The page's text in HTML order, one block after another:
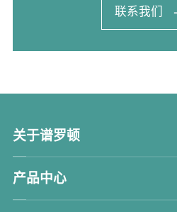
联系我们
关于谱罗顿
产品中心